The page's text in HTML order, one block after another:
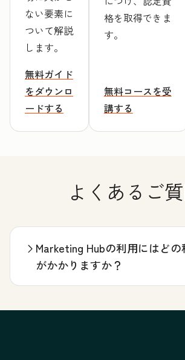
ない要素に
ついて解説
します。
無料ガイド
をダウンロ
ードする
格を取得できま
す。
無料コースを受
講する
よくあるご
Marketing Hubの利用にはど
がかかりますか？